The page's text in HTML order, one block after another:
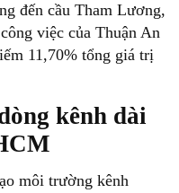
đến cầu Tham Lương,
việc của Thuận An
11,70% tổng giá trị
kênh dài
môi trường kênh